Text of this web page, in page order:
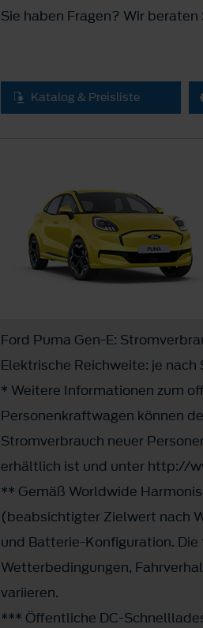
Sie haben Fragen? Wir
Katalog & Preisliste
Ford Puma Gen-E:
Elektrische Reichweite: je
* Weitere Informationen zum
Personenkraftwagen können
Stromverbrauch neuer
erhältlich ist und unter http://
** Gemäß Worldwide
(beabsichtigter Zielwert nach
und Batterie-Konfiguration.
Wetterbedingungen,
variieren.
*** Öffentliche DC-